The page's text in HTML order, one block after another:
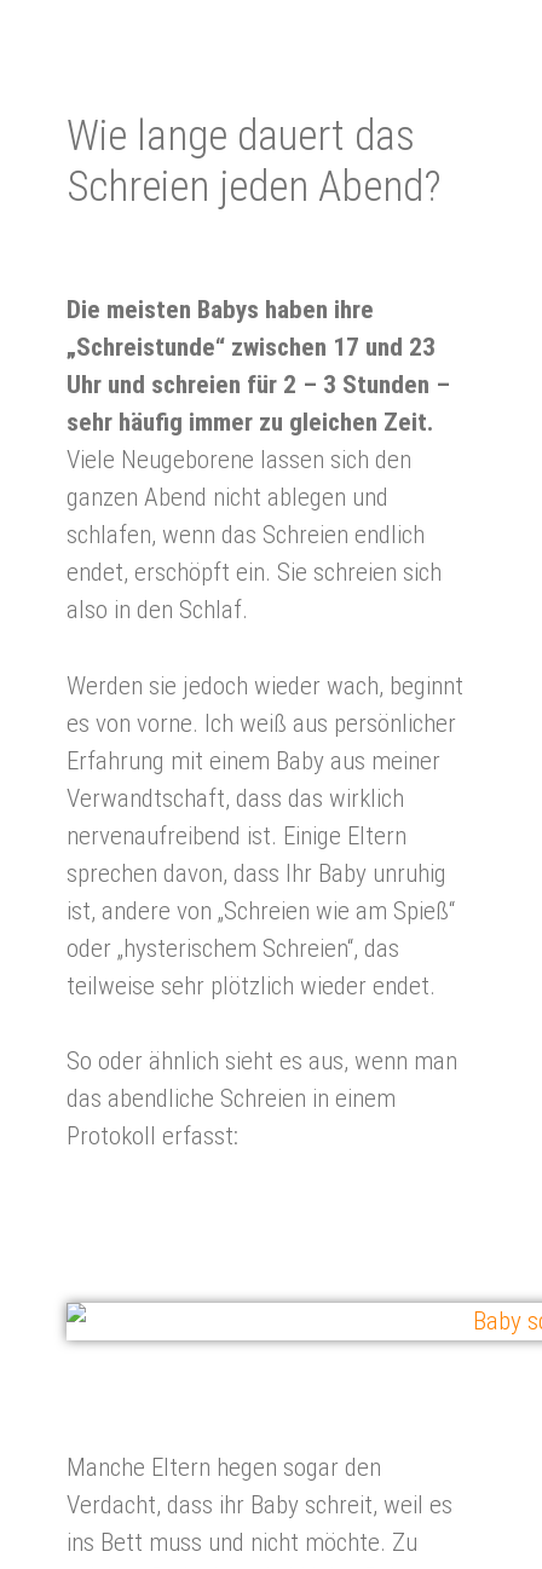
Wie lan­ge dau­ert das
Schrei­en je­den Abend?
Die meisten Babys haben ihre
„Schreistunde“ zwischen 17 und 23
Uhr und schreien für 2 – 3 Stunden –
sehr häufig immer zu gleichen Zeit.
Viele Neugeborene lassen sich den
ganzen Abend nicht ablegen und
schlafen, wenn das Schreien endlich
endet, erschöpft ein. Sie schreien sich
also in den Schlaf.
Werden sie jedoch wieder wach, beginnt
es von vorne. Ich weiß aus persönlicher
Erfahrung mit einem Baby aus meiner
Verwandtschaft, dass das wirklich
nervenaufreibend ist. Einige Eltern
sprechen davon, dass Ihr Baby unruhig
ist, andere von „Schreien wie am Spieß“
oder „hysterischem Schreien“, das
teilweise sehr plötzlich wieder endet.
So oder ähnlich sieht es aus, wenn man
das abendliche Schreien in einem
Protokoll erfasst:
Manche Eltern hegen sogar den
Verdacht, dass ihr Baby schreit, weil es
ins Bett muss und nicht möchte. Zu